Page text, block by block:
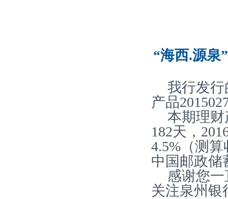
“海西.源泉
我行发行
产品
本期理财
182天，
4.5%（测
中国邮政储
感谢您
关注泉州银